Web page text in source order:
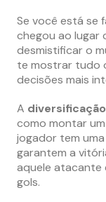
Se você está se
chegou ao lugar
desmistificar o
te mostrar tudo
decisões mais
A diversificação
como montar
jogador tem
garantem a
aquele atacante
gols.